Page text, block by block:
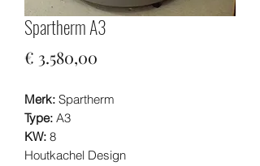
Spartherm A3
€ 3.580,00
Merk: Spartherm
Type: A3
KW: 8
Houtkachel Design